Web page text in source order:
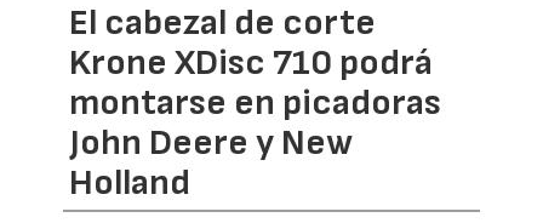
El cabezal de corte
Krone XDisc 710 podrá
montarse en picadoras
John Deere y New
Holland